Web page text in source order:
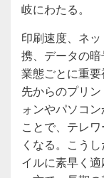
岐にわたる。
印刷速度、ネ
携、データの
業態ごとに重
先からのプリ
ォンやパソコ
ことで、テレ
くなる。こう
イルに素早く適